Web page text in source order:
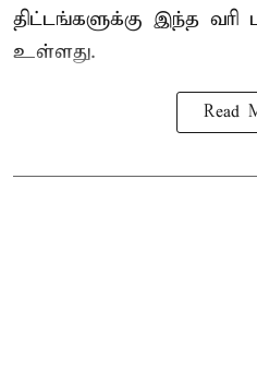
திட்டங்களுக்கு இந்த வரி
உள்ளது.
Read